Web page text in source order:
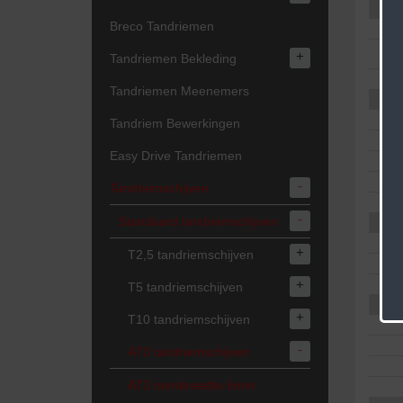
Breco Tandriemen
Tandriemen Bekleding +
Tandriemen Meenemers
Tandriem Bewerkingen
Easy Drive Tandriemen
Tandriemschijven -
Standaard tandriemschijven -
T2,5 tandriemschijven +
T5 tandriemschijven +
T10 tandriemschijven +
AT3 tandriemschijven -
AT3 riembreedte 6mm